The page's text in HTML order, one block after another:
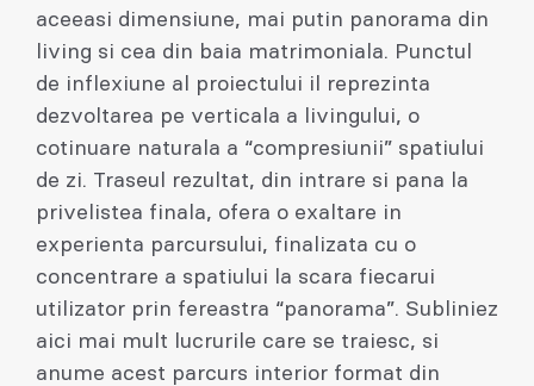
aceeasi dimensiune, mai putin panorama din
living si cea din baia matrimoniala. Punctul
de inflexiune al proiectului il reprezinta
dezvoltarea pe verticala a livingului, o
cotinuare naturala a “compresiunii” spatiului
de zi. Traseul rezultat, din intrare si pana la
privelistea finala, ofera o exaltare in
experienta parcursului, finalizata cu o
concentrare a spatiului la scara fiecarui
utilizator prin fereastra “panorama”. Subliniez
aici mai mult lucrurile care se traiesc, si
anume acest parcurs interior format din